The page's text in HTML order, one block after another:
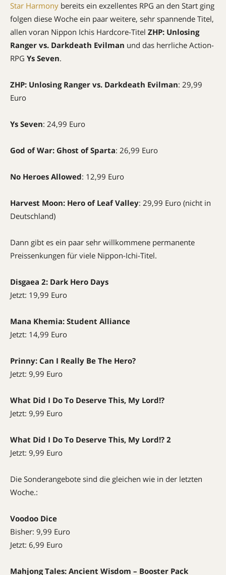
Star Harmony bereits ein exzellentes RPG an den Start ging
folgen diese Woche ein paar weitere, sehr spannende Titel,
allen voran Nippon Ichis Hardcore-Titel ZHP: Unlosing
Ranger vs. Darkdeath Evilman und das herrliche Action-
RPG Ys Seven.
ZHP: Unlosing Ranger vs. Darkdeath Evilman: 29,99
Euro
Ys Seven: 24,99 Euro
God of War: Ghost of Sparta: 26,99 Euro
No Heroes Allowed: 12,99 Euro
Harvest Moon: Hero of Leaf Valley: 29,99 Euro (nicht in
Deutschland)
Dann gibt es ein paar sehr willkommene permanente
Preissenkungen für viele Nippon-Ichi-Titel.
Disgaea 2: Dark Hero Days
Jetzt: 19,99 Euro
Mana Khemia: Student Alliance
Jetzt: 14,99 Euro
Prinny: Can I Really Be The Hero?
Jetzt: 9,99 Euro
What Did I Do To Deserve This, My Lord!?
Jetzt: 9,99 Euro
What Did I Do To Deserve This, My Lord!? 2
Jetzt: 9,99 Euro
Die Sonderangebote sind die gleichen wie in der letzten
Woche.:
Voodoo Dice
Bisher: 9,99 Euro
Jetzt: 6,99 Euro
Mahjong Tales: Ancient Wisdom – Booster Pack